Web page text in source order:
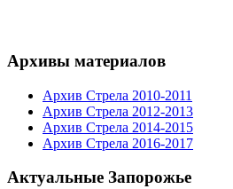
Архивы материалов
Архив Стрела 2010-2011
Архив Стрела 2012-2013
Архив Стрела 2014-2015
Архив Стрела 2016-2017
Актуальные Запорожье